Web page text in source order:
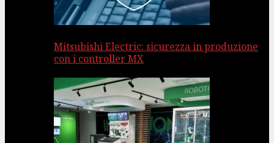
Mitsubishi Electric: sicurezza in produzione
con i controller MX